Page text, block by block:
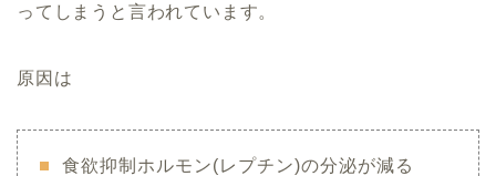
ってしまうと言われています。
原因は
食欲抑制ホルモン(レプチン)の分泌が減る